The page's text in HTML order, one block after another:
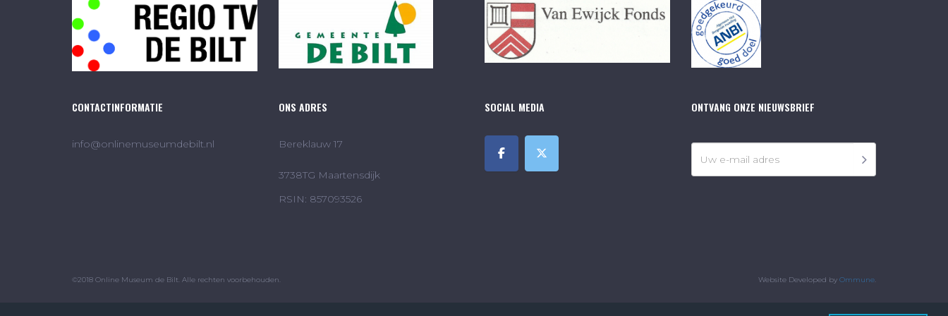
CONTACTINFORMATIE
info@onlinemuseumdebilt.nl
ONS ADRES
Bereklauw 17
3738TG Maartensdijk
RSIN: 857093526
SOCIAL MEDIA ONTVANG ONZE NIEUWSBRIEF
©2018 Online Museum de Bilt. Alle rechten voorbehouden. Website Developed by Ommune